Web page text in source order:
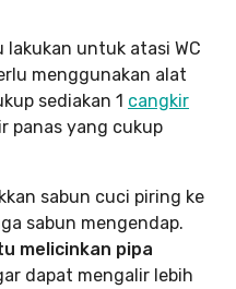
lakukan untuk atasi WC
menggunakan alat
sediakan 1 cangkir
panas yang cukup
sabun cuci piring ke
sabun mengendap.
melicinkan pipa
dapat mengalir lebih